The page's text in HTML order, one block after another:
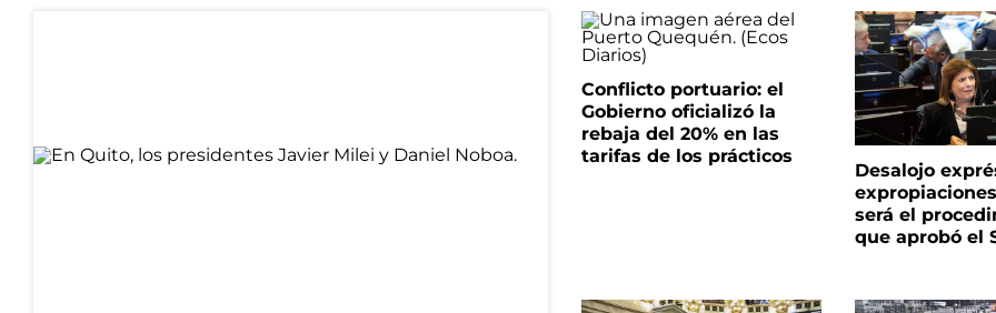
Conflicto portuario: el
Gobierno oficializó la
rebaja del 20% en las
tarifas de los prácticos
Desalojo
será el
que aprobó el